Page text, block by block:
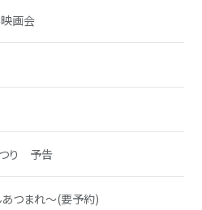
画会
り 予告
つまれ～(要予約)